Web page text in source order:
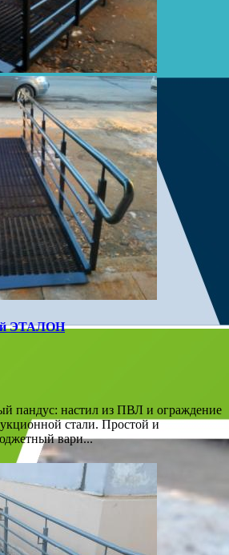
ЭТАЛОН
пандус: настил из ПВЛ и ограждение
стали. Простой и
вари...